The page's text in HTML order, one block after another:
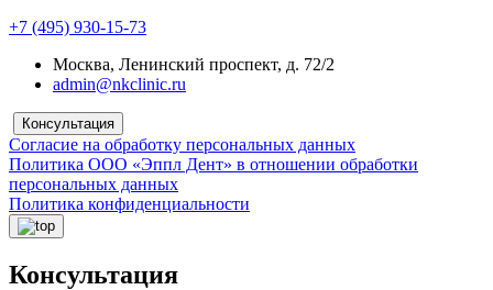
+7 (495) 930-15-73
Москва, Ленинский проспект, д. 72/2
admin@nkclinic.ru
Консультация
Согласие на обработку персональных данных
Политика ООО «Эппл Дент» в отношении обработки
персональных данных
Политика конфиденциальности
Консультация